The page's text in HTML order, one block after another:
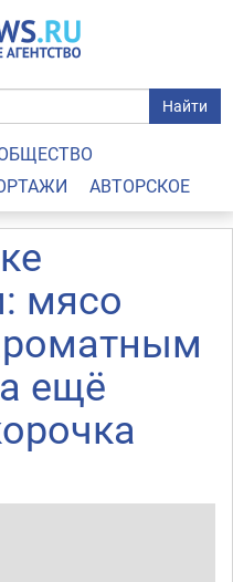
Найти
АВТОРСКОЕ
мясо
ещё